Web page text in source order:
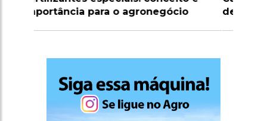
defensivos agrícolas na aplicação